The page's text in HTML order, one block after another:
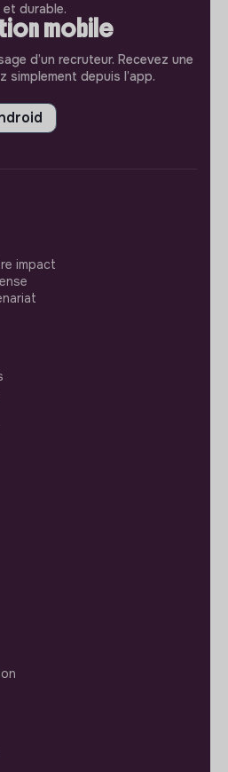
durable.
mobile
d’un recruteur. Recevez une
depuis l’app.
impact